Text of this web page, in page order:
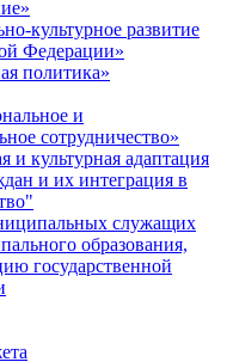
культурное развитие
Федерации»
политика»
и
сотрудничество»
и культурная адаптация
и их интеграция в
служащих
образования,
государственной